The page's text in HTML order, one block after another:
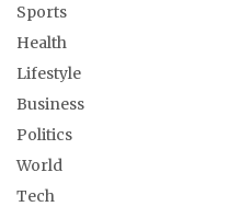
Sports
Health
Lifestyle
Business
Politics
World
Tech